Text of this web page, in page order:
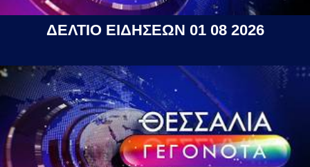
ΔΕΛΤΙΟ ΕΙΔΗΣΕΩΝ 01 08 2026